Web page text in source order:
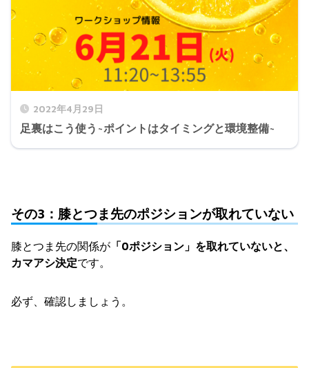
2022年4月29日
足裏はこう使う~ポイントはタイミングと環境整備~
その3：膝とつま先のポジションが取れていない
膝とつま先の関係が 「0ポジション」を取れていないと、
カマアシ決定です。
必ず、確認しましょう。